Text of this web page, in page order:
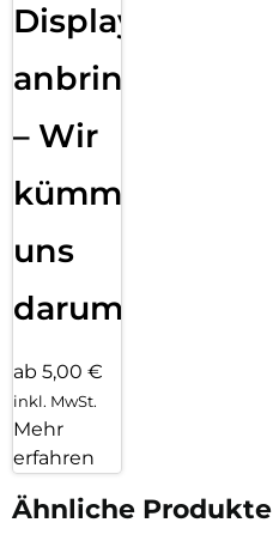
Displayfolie
anbringen
– Wir
kümmern
uns
darum!
ab 5,00 €
inkl. MwSt.
Mehr
erfahren
Ähnliche Produkte